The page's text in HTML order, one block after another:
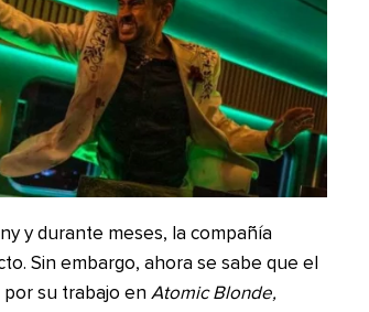
y durante meses, la compañía
Sin embargo, ahora se sabe que el
por su trabajo en Atomic Blonde,